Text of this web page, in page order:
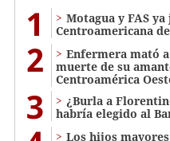
1
Motagua y FAS
Centroamericana
2
Enfermera mató
muerte de su
Centroamérica
3
¿Burla a
habría elegido al
Los hijos